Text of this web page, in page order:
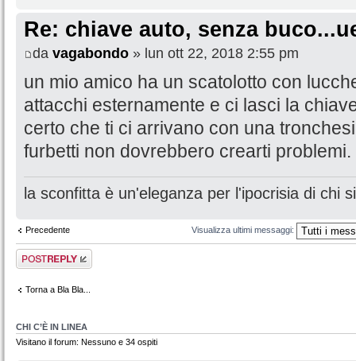
Re: chiave auto, senza
da vagabondo » lun ott 22, 2018 2:55 pm
un mio amico ha un scatolotto con
attacchi esternamente e ci lasci la
certo che ti ci arrivano con una
furbetti non dovrebbero crearti problemi.
la sconfitta è un'eleganza per l'ipocrisia di chi
Precedente Visualizza ultimi messaggi:
Rispondi al
messaggio
Torna a Bla Bla...
CHI C’È IN LINEA
Visitano il forum: Nessuno e 34 ospiti